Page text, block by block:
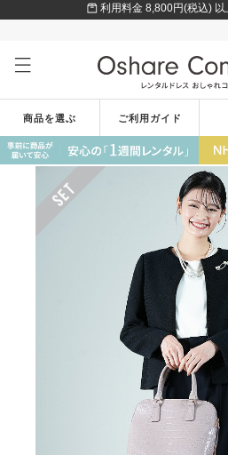
利用料金 8,800円(税込)
商品を選ぶ ご利用ガイド